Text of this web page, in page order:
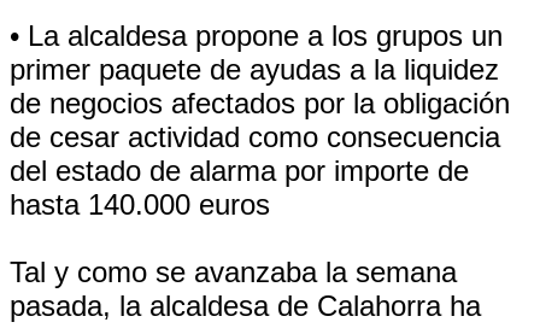
• La alcaldesa propone a los grupos un
primer paquete de ayudas a la liquidez
de negocios afectados por la obligación
de cesar actividad como consecuencia
del estado de alarma por importe de
hasta 140.000 euros
Tal y como se avanzaba la semana
pasada, la alcaldesa de Calahorra ha